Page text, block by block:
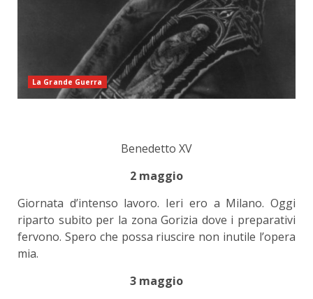
La Grande Guerra
Benedetto XV
2 maggio
Giornata d’intenso lavoro. Ieri ero a Milano. Oggi
riparto subito per la zona Gorizia dove i preparativi
fervono. Spero che possa riuscire non inutile l’opera
mia.
3 maggio